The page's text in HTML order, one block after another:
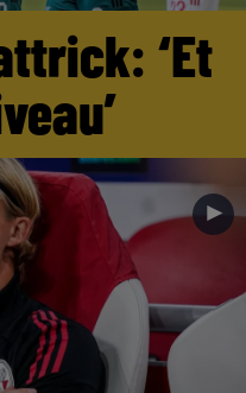
‘Et
►